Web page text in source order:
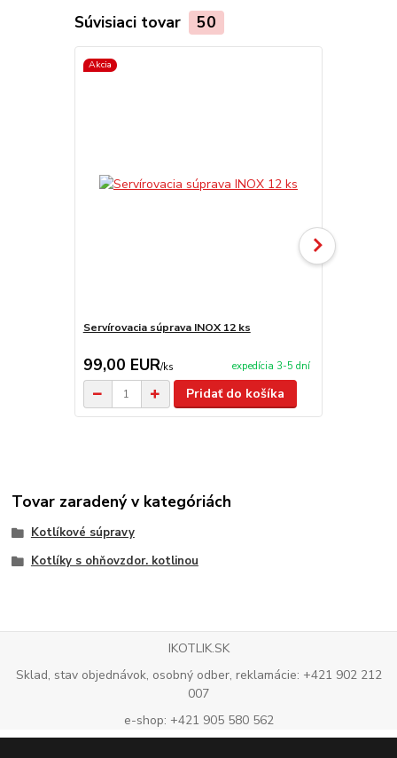
Súvisiaci tovar 50
Akcia
Servírovacia súprava INOX 12 ks
99,00 EUR/ks expedícia 3-5 dní
Pridať do košíka
Tovar zaradený v kategóriách
Kotlíkové súpravy
Kotlíky s ohňovzdor. kotlinou
IKOTLIK.SK
Sklad, stav objednávok, osobný odber, reklamácie: +421 902 212
007
e-shop: +421 905 580 562